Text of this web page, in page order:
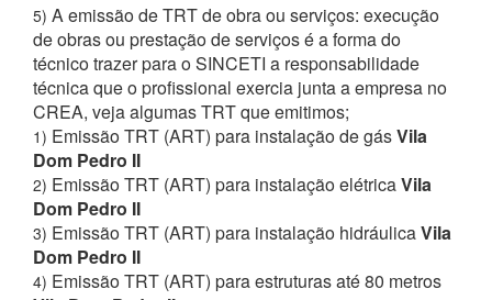
5) A emissão de TRT de obra ou serviços: execução
de obras ou prestação de serviços é a forma do
técnico trazer para o SINCETI a responsabilidade
técnica que o profissional exercia junta a empresa no
CREA, veja algumas TRT que emitimos;
1) Emissão TRT (ART) para instalação de gásVila
Dom Pedro II
2) Emissão TRT (ART) para instalação elétricaVila
Dom Pedro II
3) Emissão TRT (ART) para instalação hidráulicaVila
Dom Pedro II
4) Emissão TRT (ART) para estruturas até 80 metros